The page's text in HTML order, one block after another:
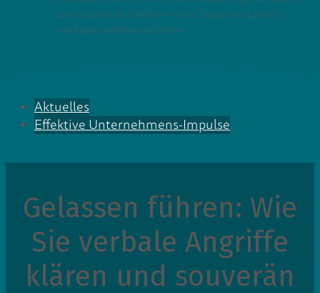
und souverän bleiben – von Susanne Lorenz,
wirksam kommunizieren
Aktuelles
Effektive Unternehmens-Impulse
Gelassen führen: Wie
Sie verbale Angriffe
klären und souverän